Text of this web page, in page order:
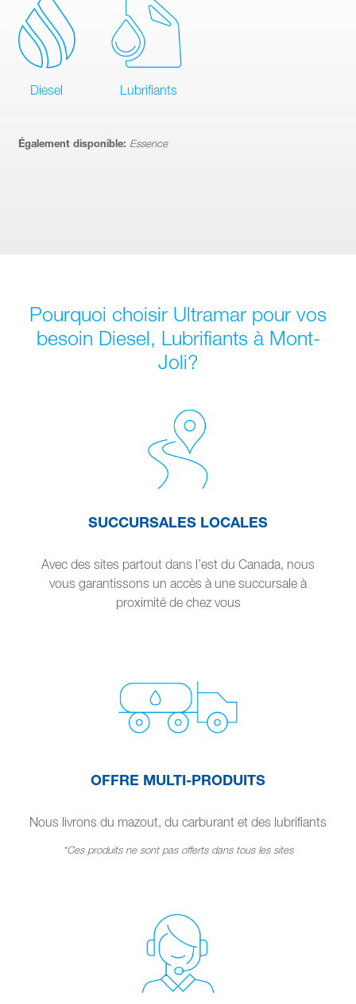
Diesel Lubrifiants
Également disponible: Essence
Pourquoi choisir Ultramar pour vos
besoin Diesel, Lubrifiants à Mont-
Joli?
SUCCURSALES LOCALES
Avec des sites partout dans l’est du Canada, nous
vous garantissons un accès à une succursale à
proximité de chez vous
OFFRE MULTI-PRODUITS
Nous livrons du mazout, du carburant et des lubrifiants
*Ces produits ne sont pas offerts dans tous les sites